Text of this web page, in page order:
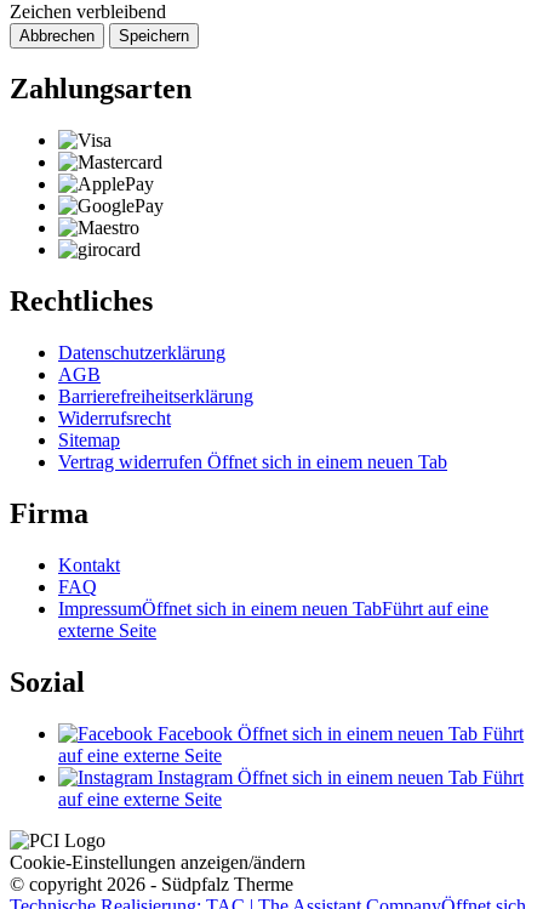
Zeichen verbleibend
Abbrechen Speichern
Zahlungsarten
Rechtliches
Datenschutzerklärung
AGB
Barrierefreiheitserklärung
Widerrufsrecht
Sitemap
Vertrag widerrufen Öffnet sich in einem neuen Tab
Firma
Kontakt
FAQ
ImpressumÖffnet sich in einem neuen TabFührt auf eine
externe Seite
Sozial
Facebook Öffnet sich in einem neuen Tab Führt
auf eine externe Seite
Instagram Öffnet sich in einem neuen Tab Führt
auf eine externe Seite
Cookie-Einstellungen anzeigen/ändern
© copyright 2026 - Südpfalz Therme